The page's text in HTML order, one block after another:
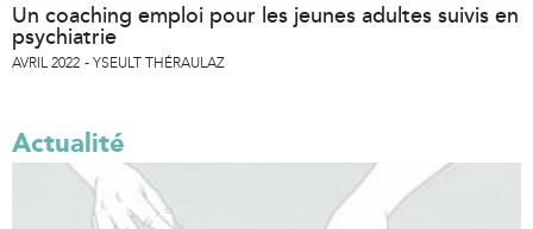
Un coaching emploi pour les jeunes adultes suivis en
psychiatrie
AVRIL 2022 YSEULT THÉRAULAZ
Actualité